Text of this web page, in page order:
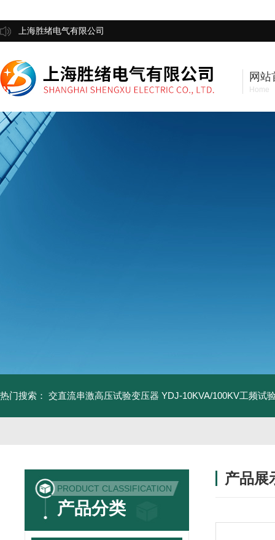
上海胜绪电气有限公司
网站
Home
热门搜索： 交直流串激高压试验变压器 YDJ-10KVA/100KV工频试
PRODUCT CLASSIFICATION
产品分类
产品展